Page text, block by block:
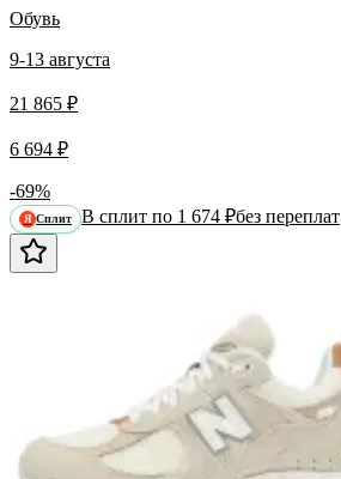
Обувь
9-13 августа
21 865 ₽
6 694 ₽
-69%
Я Сплит В сплит по 1 674 ₽без переплат